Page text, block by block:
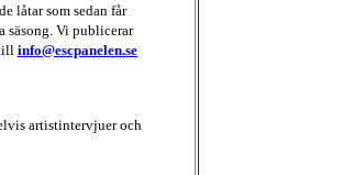
låtar som sedan får
säsong. Vi publicerar
info@escpanelen.se
artistintervjuer och